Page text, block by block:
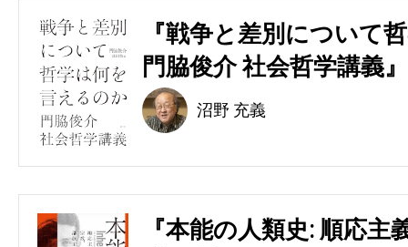
『戦争と差別について
門脇俊介 社会哲学講義
沼野 充義
『本能の人類史: 順応